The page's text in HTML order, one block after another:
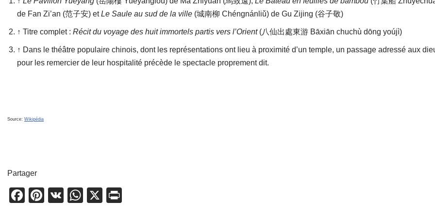
de Fan Zi’an (范子安) etLe Saule au sud de la ville (城南柳 Chéngnánliǔ) de Gu Zijing (谷子敬)
↑ Titre complet : Récit du voyage des huit immortels partis vers l’Orient(八仙出處東游 Bāxiān chuchù dōng yoújì)
↑ Dans le théâtre populaire chinois, dont les représentations ont lieu à proximité d’un temple, un passage adressé aux
pour les remercier de leur hospitalité précède le spectacle proprement dit.
Source: Wikipédia
Partager
F
Pi
V
W
X